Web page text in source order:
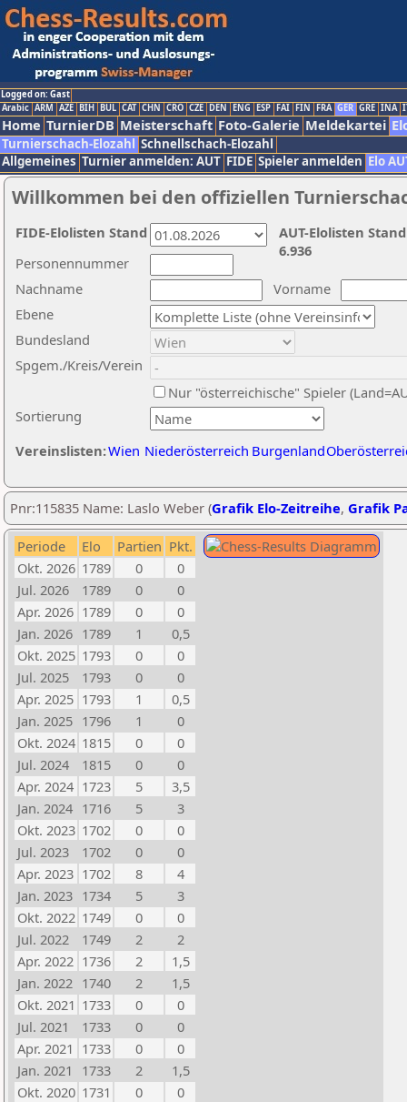
Logged on: Gast
Arabic ARM AZE BIH BUL CAT CHN CRO CZE DEN ENG ESP FAI FIN FRA GER GRE INA
Home TurnierDB Meisterschaft Foto-Galerie Meldekartei
Turnierschach-Elozahl Schnellschach-Elozahl
Allgemeines Turnier anmelden: AUT FIDE Spieler anmelden Elo
Willkommen bei den offiziellen
Nachname
Vorname
Ebene
Sortierung
Personennummer
Bundesland
Spgem./Kreis/Verein
Nur "österreichische" Spieler
Vereinslisten:Wien Niederösterreich Burgenland
AUT-Elolisten
6.936
FIDE-Elolisten Stand
Pnr:115835 Name: Laslo Weber (Grafik Elo-Zeitreihe, Grafik
Periode Elo Partien Pkt.
Okt. 2026 1789 0
0
Jul. 2026
1789 0
0
Apr. 2026 1789 0
0
Jan. 2026 1789 1
0,5
Okt. 2025 1793 0
0
Jul. 2025
1793 0
0
Apr. 2025 1793 1
0,5
Jan. 2025 1796 1
0
Okt. 2024 1815 0
0
Jul. 2024
1815 0
0
Apr. 2024 1723 5
3,5
Jan. 2024 1716 5
3
Okt. 2023 1702 0
0
Jul. 2023
1702 0
0
Apr. 2023 1702 8
4
Jan. 2023 1734 5
3
Okt. 2022 1749 0
0
Jul. 2022
1749 2
2
Apr. 2022 1736 2
1,5
Jan. 2022 1740 2
1,5
Okt. 2021 1733 0
0
Jul. 2021
1733 0
0
Apr. 2021 1733 0
0
Jan. 2021
1733 2
1,5
Okt. 2020 1731 0
0